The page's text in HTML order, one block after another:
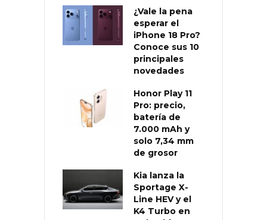
¿Vale la pena
esperar el
iPhone 18 Pro?
Conoce sus 10
principales
novedades
Honor Play 11
Pro: precio,
batería de
7.000 mAh y
solo 7,34 mm
de grosor
Kia lanza la
Sportage X-
Line HEV y el
K4 Turbo en